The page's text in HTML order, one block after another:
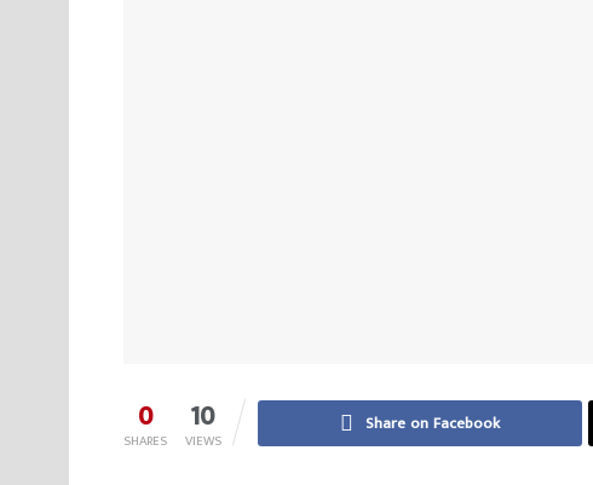
0
SHARES 10
VIEWS
Share on Facebook